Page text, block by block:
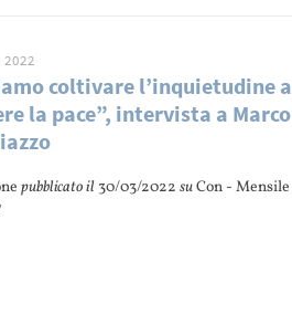
2022
coltivare l’inquietudine a
la pace”, intervista a Marco
pubblicato il 30/03/2022suCon - Mensile